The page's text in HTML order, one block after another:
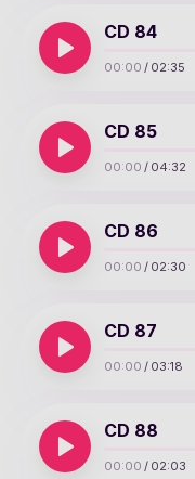
CD 84
00:00 / 02:35
CD 85
00:00 / 04:32
CD 86
00:00 / 02:30
CD 87
00:00 / 03:18
CD 88
00:00 / 02:03